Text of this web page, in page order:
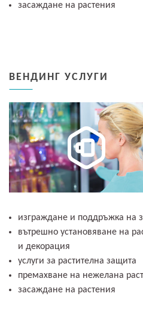
засаждане на растения
ВЕНДИНГ УСЛУГИ
изграждане и поддръжка на
вътрешно установяване на
и декорация
услуги за растителна защита
премахване на нежелана
засаждане на растения